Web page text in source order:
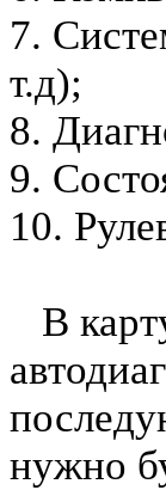
7.
т.д);
8.
9.
10.
В
нужно